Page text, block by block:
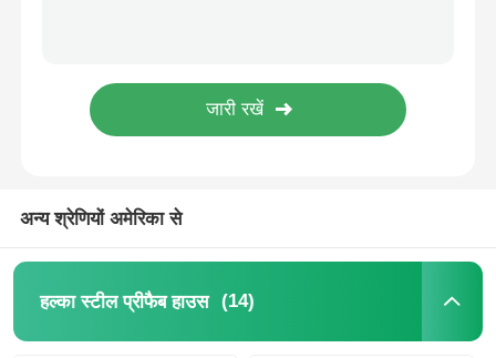
वाणिज्यिक इस्पात भवन
इस्पात संरचनात्मक सामग्री
पाउडर लेपित एंटी-संक्षारण स्टील संरचना मौसम प्रतिरोध
अन्य श्रेणियों अमेरिका से
हल्का स्टील प्रीफैब हाउस (14)